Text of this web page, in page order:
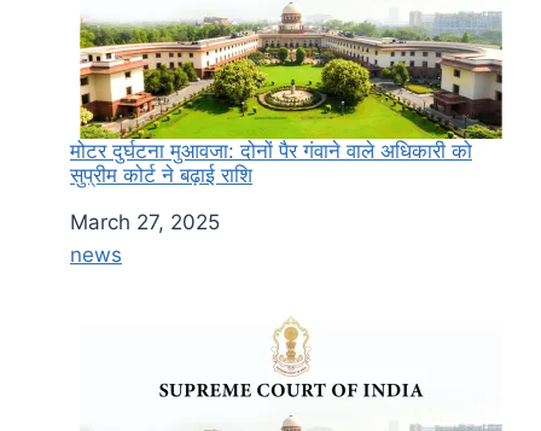
मोटर दुर्घटना मुआवजा: दोनों पैर गंवाने वाले अधिकारी को
सुप्रीम कोर्ट ने बढ़ाई राशि
Date
March 27, 2025
In relation to
news